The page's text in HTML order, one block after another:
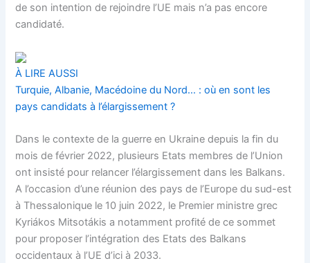
de son intention de rejoindre l’UE mais n’a pas encore
candidaté.
À LIRE AUSSI
Turquie, Albanie, Macédoine du Nord… : où en sont les
pays candidats à l’élargissement ?
Dans le contexte de la guerre en Ukraine depuis la fin du
mois de février 2022, plusieurs Etats membres de l’Union
ont insisté pour relancer l’élargissement dans les Balkans.
A l’occasion d’une réunion des pays de l’Europe du sud-est
à Thessalonique le 10 juin 2022, le Premier ministre grec
Kyriákos Mitsotákis a notamment profité de ce sommet
pour proposer l’intégration des Etats des Balkans
occidentaux à l’UE d’ici à 2033.